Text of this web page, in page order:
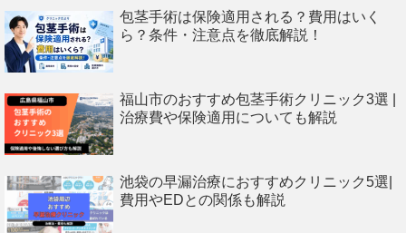
包茎手術は保険適用される？費用はいく
ら？条件・注意点を徹底解説！
福山市のおすすめ包茎手術クリニック3選 |
治療費や保険適用についても解説
池袋の早漏治療におすすめクリニック5選|
費用やEDとの関係も解説